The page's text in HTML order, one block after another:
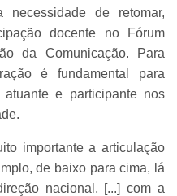
necessidade de retomar,
docente no Fórum
da Comunicação. Para
é fundamental para
e participante nos
importante a articulação
de baixo para cima, lá
nacional, [...] com a